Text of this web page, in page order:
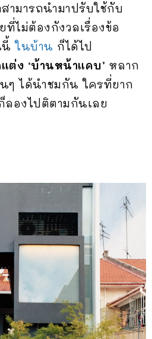
ามารถนำมาปรับใช้กับ
ที่ไม่ต้องกังวลเรื่องข้อ
นี้ในบ้าน ก็ได้ไป
แต่ง ‘บ้านหน้าแคบ’ หลาก
ๆ ได้นำชมกัน ใครที่ยาก
ลองไปติตามกันเลย